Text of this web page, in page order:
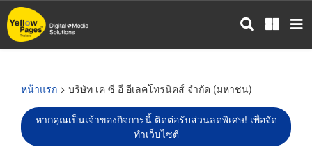
ข้าม
ไป
หน้าแรก > บริษัท เค ซี อี อีเลคโทรนิคส์ จำกัด (มหาชน)
หากคุณเป็นเจ้าของกิจการนี้ ติดต่อรับส่วนลดพิเศษ! เพื่อจัด
ทำเว็บไซต์